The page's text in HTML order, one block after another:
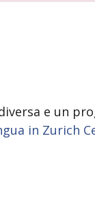
e un
in Zurich